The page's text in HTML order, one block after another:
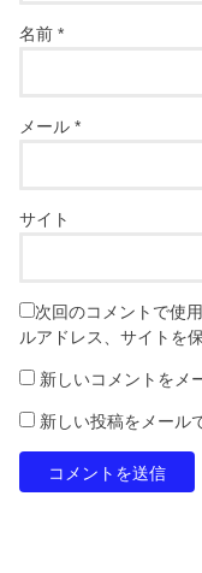
名前*
メール*
サイト
次回のコメントで使
ルアドレス、サイトを
新しいコメントをメ
新しい投稿をメール